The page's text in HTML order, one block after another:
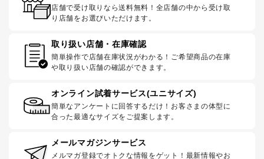
店舗で受け取りなら送料無料！全店舗の中から受け取
り店舗をお選びいただけます。
取り扱い店舗・在庫確認
簡単操作で店舗在庫状況がわかる！ご希望商品の在庫
や取り扱い店舗の確認ができます。
オンライン試着サービス(ユニサイズ)
簡単なアンケートに回答するだけ！お客さまの体型に
合った最適なサイズをご提案します。
メールマガジンサービス
メルマガ登録でオトクな情報をゲット！最新情報やお